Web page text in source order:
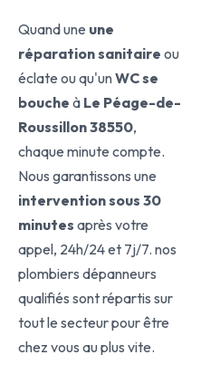
Quand une une
réparation sanitaire ou
éclate ou qu'unWC se
bouche à Le Péage-de-
Roussillon 38550,
chaque minute compte.
Nous garantissons une
intervention sous 30
minutes après votre
appel, 24h/24 et 7j/7. nos
plombiers dépanneurs
qualifiés sont répartis sur
tout le secteur pour être
chez vous au plus vite.